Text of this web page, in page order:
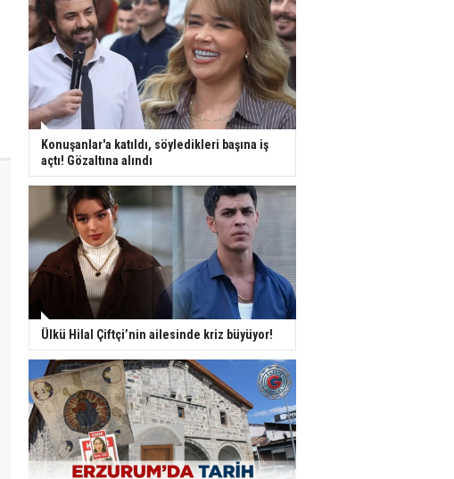
Konuşanlar'a katıldı, söyledikleri başına iş
açtı! Gözaltına alındı
Ülkü Hilal Çiftçi’nin ailesinde kriz büyüyor!